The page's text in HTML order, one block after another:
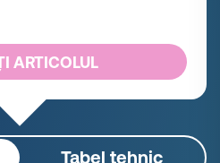
ARTICOLUL
Tabel tehnic